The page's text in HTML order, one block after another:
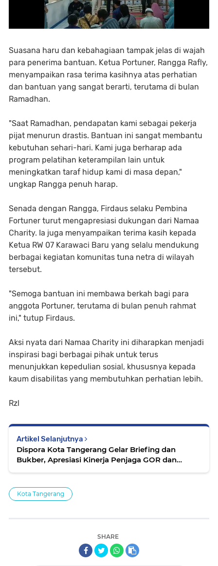
Suasana haru dan kebahagiaan tampak jelas di wajah
para penerima bantuan. Ketua Portuner, Rangga Rafly,
menyampaikan rasa terima kasihnya atas perhatian
dan bantuan yang sangat berarti, terutama di bulan
Ramadhan.
"Saat Ramadhan, pendapatan kami sebagai pekerja
pijat menurun drastis. Bantuan ini sangat membantu
kebutuhan sehari-hari. Kami juga berharap ada
program pelatihan keterampilan lain untuk
meningkatkan taraf hidup kami di masa depan,"
ungkap Rangga penuh harap.
Senada dengan Rangga, Firdaus selaku Pembina
Fortuner turut mengapresiasi dukungan dari Namaa
Charity. Ia juga menyampaikan terima kasih kepada
Ketua RW 07 Karawaci Baru yang selalu mendukung
berbagai kegiatan komunitas tuna netra di wilayah
tersebut.
"Semoga bantuan ini membawa berkah bagi para
anggota Portuner, terutama di bulan penuh rahmat
ini," tutup Firdaus.
Aksi nyata dari Namaa Charity ini diharapkan menjadi
inspirasi bagi berbagai pihak untuk terus
menunjukkan kepedulian sosial, khususnya kepada
kaum disabilitas yang membutuhkan perhatian lebih.
Rzl
Artikel Selanjutnya
Dispora Kota Tangerang Gelar Briefing dan
Bukber, Apresiasi Kinerja Penjaga GOR dan
Kota Tangerang
SHARE